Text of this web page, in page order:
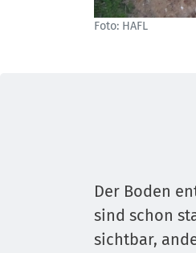
Foto: HAFL
Der Boden
sind schon
sichtbar,